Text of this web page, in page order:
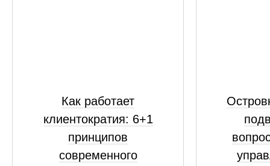
Как работает
клиентократия: 6+1
принципов
современного